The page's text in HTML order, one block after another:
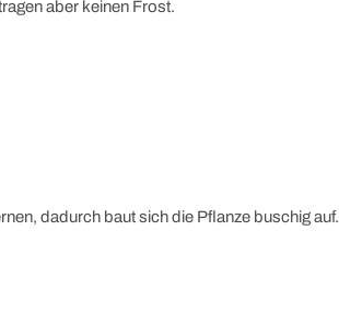
aber keinen Frost.
dadurch baut sich die Pflanze buschig auf.